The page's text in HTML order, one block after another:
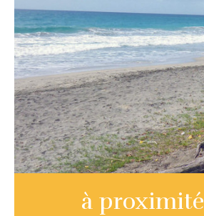
à proximité